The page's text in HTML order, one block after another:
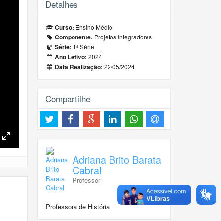
Fullscreen
Detalhes
Curso: Ensino Médio
Componente: Projetos Integradores
Série: 1ª Série
Ano Letivo: 2024
Data Realização: 22/05/2024
Compartilhe
Adriana Brito Barata
Cabral
Professor
Professora de História